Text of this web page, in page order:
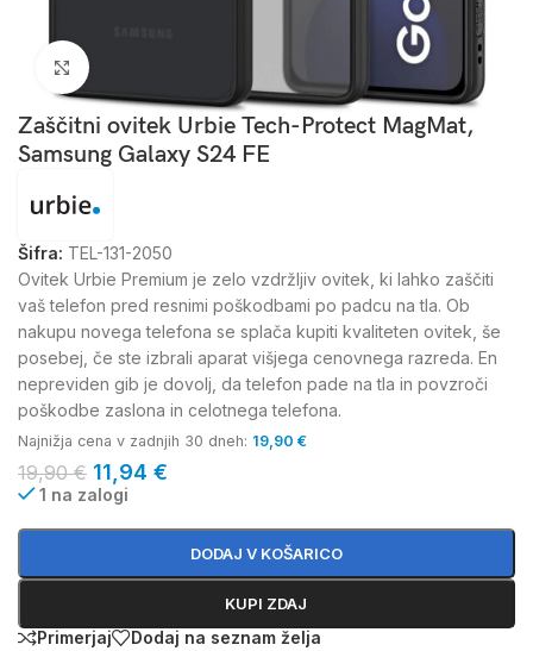
Kliknite za povečavo
Zaščitni ovitek Urbie Tech-Protect MagMat,
Samsung Galaxy S24 FE
Šifra: TEL-131-2050
Ovitek Urbie Premium je zelo vzdržljiv ovitek, ki lahko zaščiti
vaš telefon pred resnimi poškodbami po padcu na tla. Ob
nakupu novega telefona se splača kupiti kvaliteten ovitek, še
posebej, če ste izbrali aparat višjega cenovnega razreda. En
nepreviden gib je dovolj, da telefon pade na tla in povzroči
poškodbe zaslona in celotnega telefona.
Najnižja cena v zadnjih 30 dneh: 19,90 €
19,90€ 11,94 €
1 na zalogi
DODAJ V KOŠARICO
KUPI ZDAJ
Primerjaj
Dodaj na seznam želja